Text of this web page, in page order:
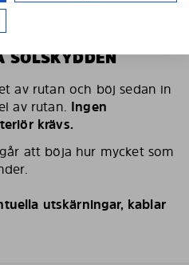
av rutan och böj sedan in
av rutan. Ingen
krävs.
att böja hur mycket som
utskärningar, kablar